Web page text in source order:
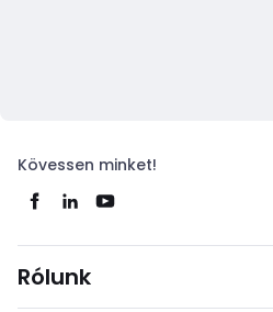
Kövessen minket!
Rólunk